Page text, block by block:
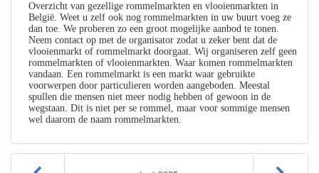
Overzicht van gezellige rommelmarkten en vlooienmarkten in
België. Weet u zelf ook nog rommelmarkten in uw buurt voeg ze
dan toe. We proberen zo een groot mogelijke aanbod te tonen.
Neem contact op met de organisator zodat u zeker bent dat de
vlooienmarkt of rommelmarkt doorgaat. Wij organiseren zelf geen
rommelmarkten of vlooienmarkten. Waar komen rommelmarkten
vandaan. Een rommelmarkt is een markt waar gebruikte
voorwerpen door particulieren worden aangeboden. Meestal
spullen die mensen niet meer nodig hebben of gewoon in de
wegstaan. Dit is niet per se rommel, maar voor sommige mensen
wel daarom de naam rommelmarkten.